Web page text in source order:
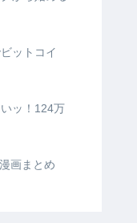
ットコイ
ッ！124万
画まとめ